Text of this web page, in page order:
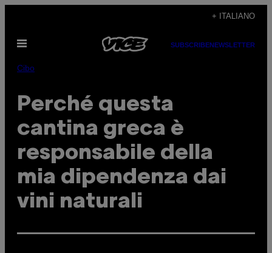
contenuto
+ ITALIANO
Apri
SUBSCRIBENEWSLETTER
Cibo
Perché questa
cantina greca è
responsabile della
mia dipendenza dai
vini naturali